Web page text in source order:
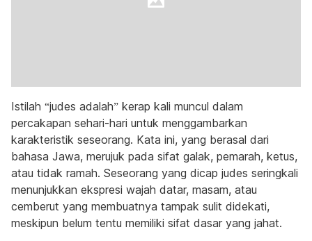
Istilah “judes adalah” kerap kali muncul dalam
percakapan sehari-hari untuk menggambarkan
karakteristik seseorang. Kata ini, yang berasal dari
bahasa Jawa, merujuk pada sifat galak, pemarah, ketus,
atau tidak ramah. Seseorang yang dicap judes seringkali
menunjukkan ekspresi wajah datar, masam, atau
cemberut yang membuatnya tampak sulit didekati,
meskipun belum tentu memiliki sifat dasar yang jahat.